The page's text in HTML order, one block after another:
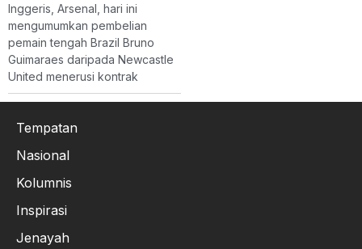
Inggeris, Arsenal, hari ini
mengumumkan pembelian
pemain tengah Brazil Bruno
Guimaraes daripada Newcastle
United menerusi kontrak
Tempatan
Nasional
Kolumnis
Inspirasi
Jenayah